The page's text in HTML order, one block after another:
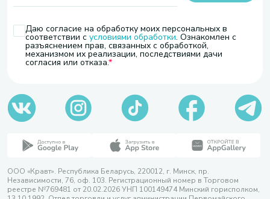
Даю согласие на обработку моих персональных в
соответствии с условиями обработки. Ознакомлен с
разъяснением прав, связанных с обработкой,
механизмом их реализации, последствиями дачи
согласия или отказа.
ООО «Кравт». Республика Беларусь, 220012, г. Минск, пр.
Независимости, 76, оф. 103. Регистрационный номер в Торговом
реестре №769481 от 20.02.2026 УНП 100149474 Минский горисполком,